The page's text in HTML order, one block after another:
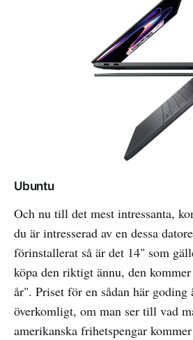
Ubuntu
Och nu till det mest intressanta,
du är intresserad av en dessa
förinstallerat så är det 14" som
köpa den riktigt ännu, den
år". Priset för en sådan här
överkomligt, om man ser till vad
amerikanska frihetspengar